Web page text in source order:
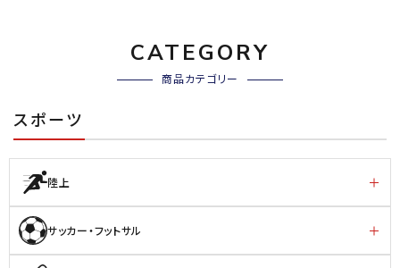
CATEGORY
商品カテゴリー
スポーツ
陸上
サッカー・フットサル